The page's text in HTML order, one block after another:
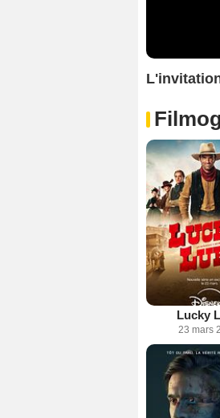
Lucky
23 mars